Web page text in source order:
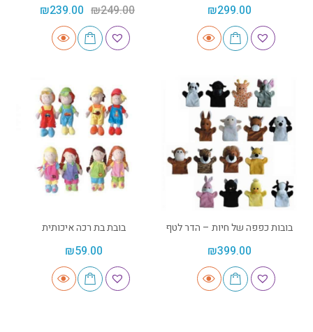
₪299.00
₪249.00
₪239.00
בובות כפפה של חיות – הדר לטף
₪399.00
בובת בת רכה איכותית
₪59.00